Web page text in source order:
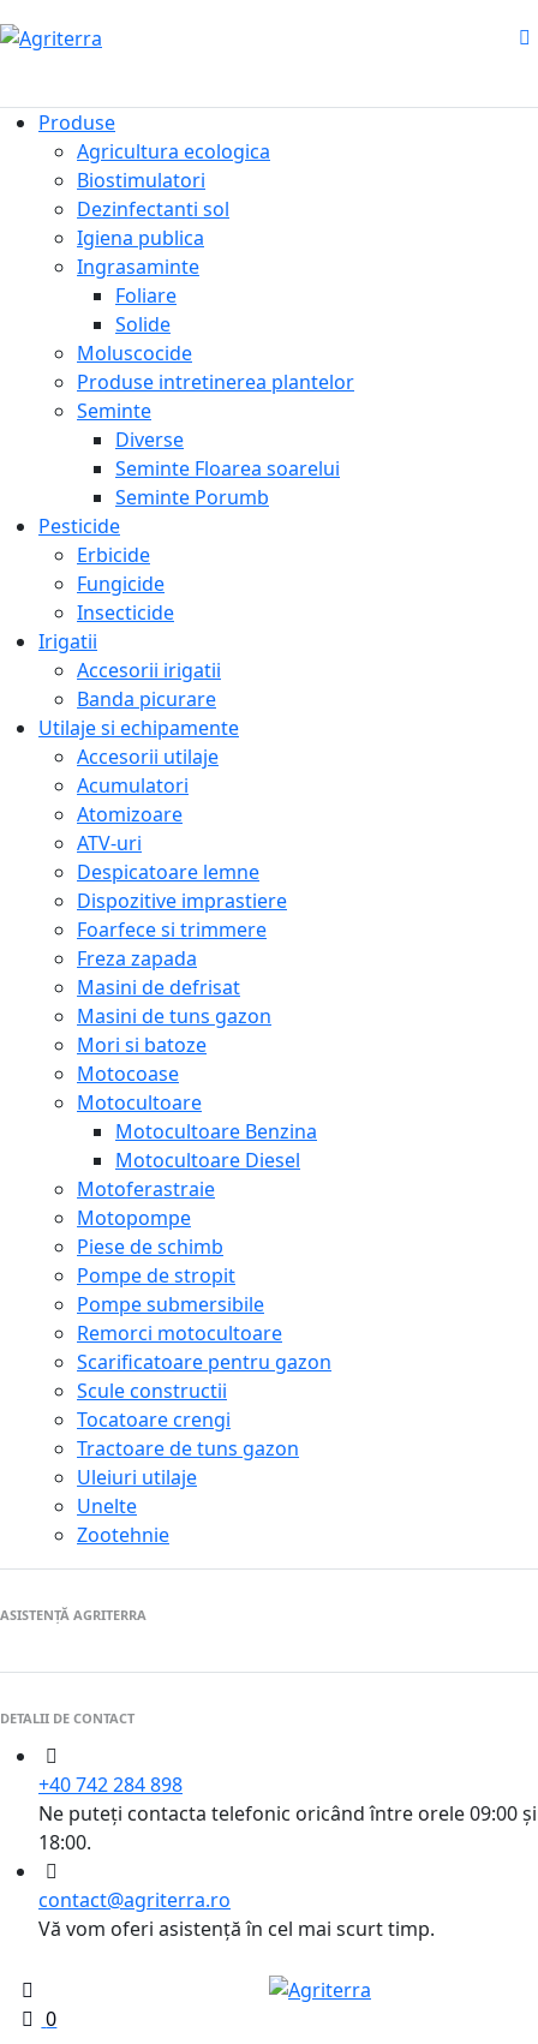
Produse
Agricultura ecologica
Biostimulatori
Dezinfectanti sol
Igiena publica
Ingrasaminte
Foliare
Solide
Moluscocide
Produse intretinerea plantelor
Seminte
Diverse
Seminte Floarea soarelui
Seminte Porumb
Pesticide
Erbicide
Fungicide
Insecticide
Irigatii
Accesorii irigatii
Banda picurare
Utilaje si echipamente
Accesorii utilaje
Acumulatori
Atomizoare
ATV-uri
Despicatoare lemne
Dispozitive imprastiere
Foarfece si trimmere
Freza zapada
Masini de defrisat
Masini de tuns gazon
Mori si batoze
Motocoase
Motocultoare
Motocultoare Benzina
Motocultoare Diesel
Motoferastraie
Motopompe
Piese de schimb
Pompe de stropit
Pompe submersibile
Remorci motocultoare
Scarificatoare pentru gazon
Scule constructii
Tocatoare crengi
Tractoare de tuns gazon
Uleiuri utilaje
Unelte
Zootehnie
ASISTENȚĂ AGRITERRA
DETALII DE CONTACT
+40 742 284 898
Ne puteți contacta telefonic oricând între orele 09:00 și
18:00.
contact@agriterra.ro
Vă vom oferi asistență în cel mai scurt timp.
0